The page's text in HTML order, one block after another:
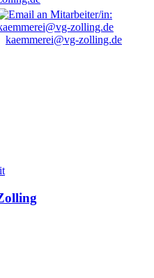
kaemmerei@vg-zolling.de